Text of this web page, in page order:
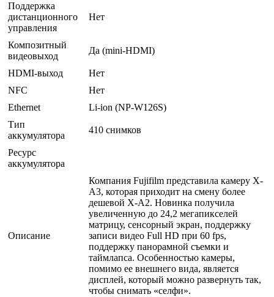
Поддержка
дистанционного
управления
Нет
Композитный
видеовыход
Да (mini-HDMI)
HDMI-выход
Нет
NFC
Нет
Ethernet
Li-ion (NP-W126S)
Тип
аккумулятора
410 снимков
Ресурс
аккумулятора
Описание
Компания Fujifilm представила камеру X-
A3, которая приходит на смену более
дешевой X-A2. Новинка получила
увеличенную до 24,2 мегапикселей
матрицу, сенсорный экран, поддержку
записи видео Full HD при 60 fps,
поддержку панорамной съемки и
таймлапса. Особенностью камеры,
помимо ее внешнего вида, является
дисплей, который можно развернуть так,
чтобы снимать «селфи».